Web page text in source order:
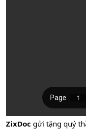
ZixDoc gửi tặng quý